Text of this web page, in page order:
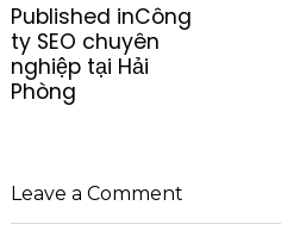
o
s
t
n
i
g
Published inCông
ty SEO chuyên
nghiệp tại Hải
Phòng
Leave a Comment